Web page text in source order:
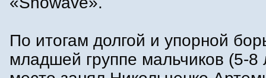
По итогам долгой и упорной
младшей группе мальчиков (5-8